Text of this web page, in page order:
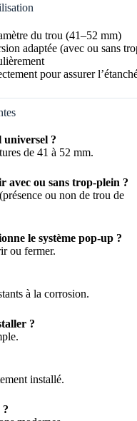
du trou (41–52 mm)
adaptée (avec ou sans
pour assurer
universel ?
de 41 à 52 mm.
avec ou sans trop-plein ?
ou non de trou de
le système pop-up ?
ou fermer.
à la corrosion.
?
installé.
?